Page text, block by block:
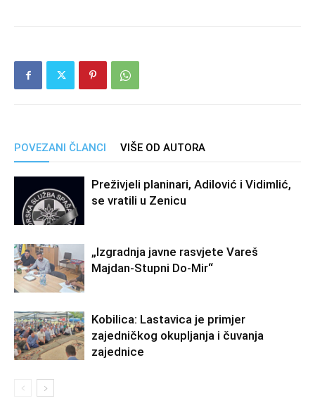
POVEZANI ČLANCI VIŠE OD AUTORA
Preživjeli planinari, Adilović i Vidimlić,
se vratili u Zenicu
„Izgradnja javne rasvjete Vareš
Majdan-Stupni Do-Mir“
Kobilica: Lastavica je primjer
zajedničkog okupljanja i čuvanja
zajednice